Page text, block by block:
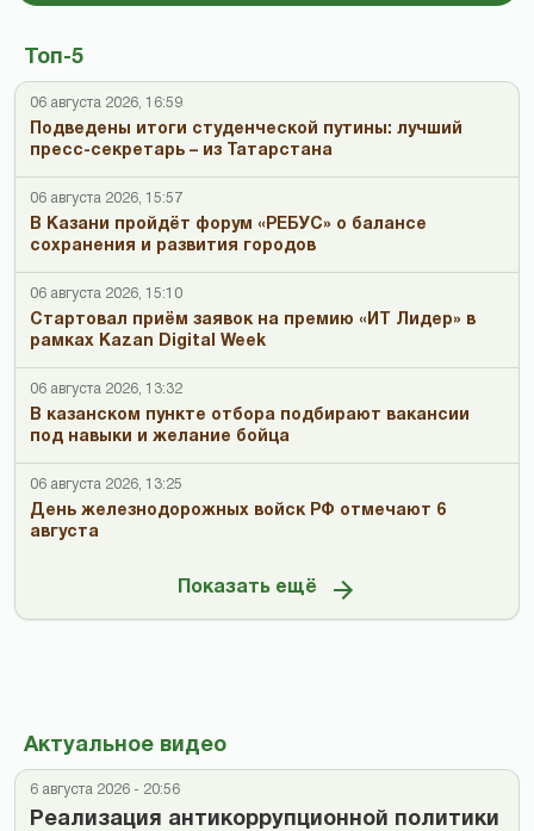
Топ-5
06 августа 2026, 16:59
Подведены итоги студенческой путины: лучший
пресс-секретарь – из Татарстана
06 августа 2026, 15:57
В Казани пройдёт форум «РЕБУС» о балансе
сохранения и развития городов
06 августа 2026, 15:10
Стартовал приём заявок на премию «ИТ Лидер» в
рамках Kazan Digital Week
06 августа 2026, 13:32
В казанском пункте отбора подбирают вакансии
под навыки и желание бойца
06 августа 2026, 13:25
День железнодорожных войск РФ отмечают 6
августа
Показать ещё
Актуальное видео
6 августа 2026 - 20:56
Реализация антикоррупционной политики